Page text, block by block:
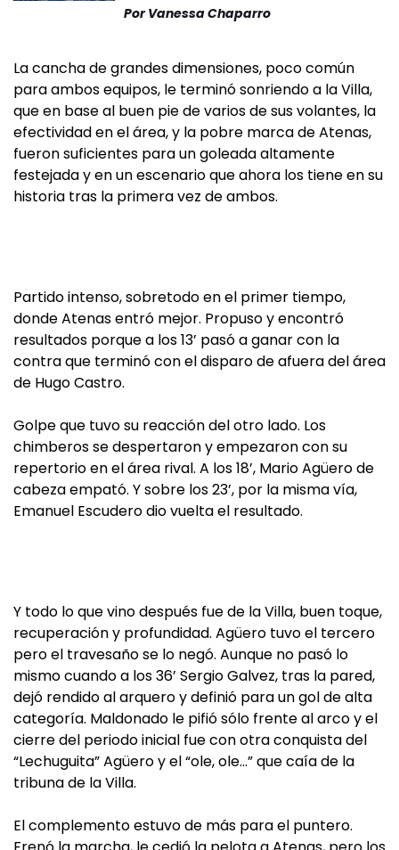
Por Vanessa Chaparro
La cancha de grandes dimensiones, poco común
para ambos equipos, le terminó sonriendo a la Villa,
que en base al buen pie de varios de sus volantes, la
efectividad en el área, y la pobre marca de Atenas,
fueron suficientes para un goleada altamente
festejada y en un escenario que ahora los tiene en su
historia tras la primera vez de ambos.
Partido intenso, sobretodo en el primer tiempo,
donde Atenas entró mejor. Propuso y encontró
resultados porque a los 13’ pasó a ganar con la
contra que terminó con el disparo de afuera del área
de Hugo Castro.
Golpe que tuvo su reacción del otro lado. Los
chimberos se despertaron y empezaron con su
repertorio en el área rival. A los 18’, Mario Agüero de
cabeza empató. Y sobre los 23’, por la misma vía,
Emanuel Escudero dio vuelta el resultado.
Y todo lo que vino después fue de la Villa, buen toque,
recuperación y profundidad. Agüero tuvo el tercero
pero el travesaño se lo negó. Aunque no pasó lo
mismo cuando a los 36’ Sergio Galvez, tras la pared,
dejó rendido al arquero y definió para un gol de alta
categoría. Maldonado le pifió sólo frente al arco y el
cierre del periodo inicial fue con otra conquista del
“Lechuguita” Agüero y el “ole, ole…” que caía de la
tribuna de la Villa.
El complemento estuvo de más para el puntero.